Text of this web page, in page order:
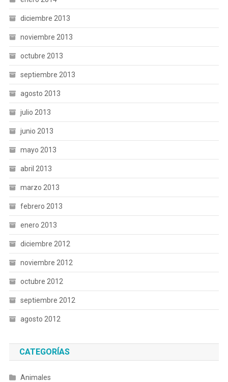
diciembre 2013
noviembre 2013
octubre 2013
septiembre 2013
agosto 2013
julio 2013
junio 2013
mayo 2013
abril 2013
marzo 2013
febrero 2013
enero 2013
diciembre 2012
noviembre 2012
octubre 2012
septiembre 2012
agosto 2012
CATEGORÍAS
Animales